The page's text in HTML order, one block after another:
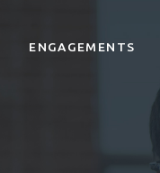
ENGAGEMENTS